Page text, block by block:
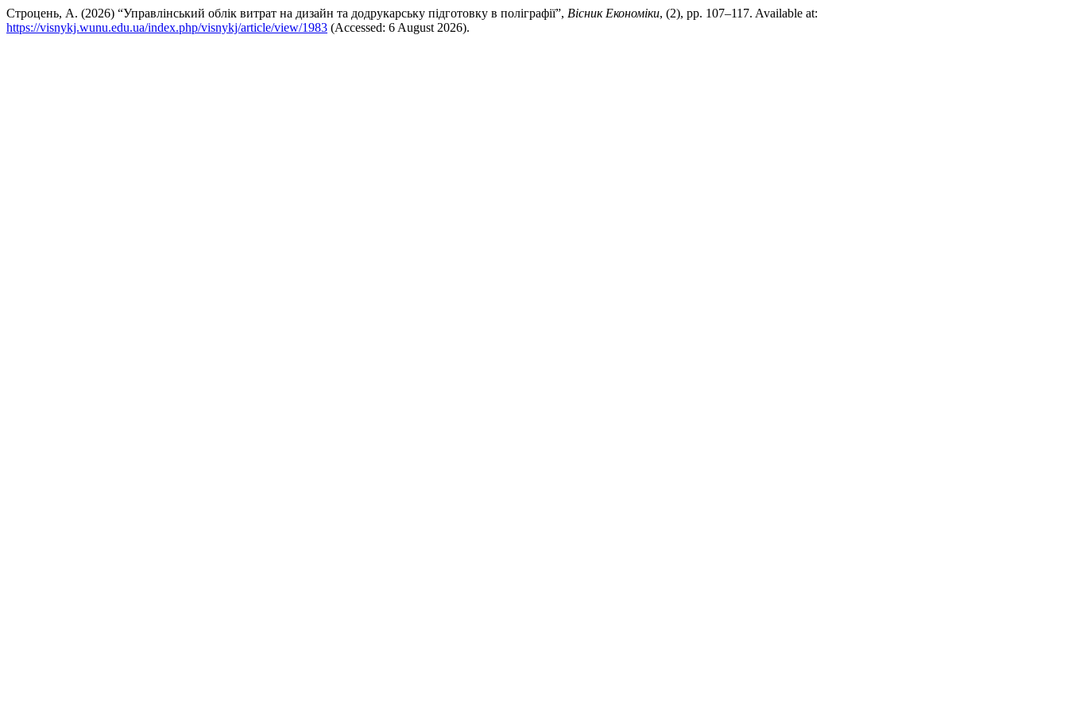
Строцень, А. (2026) “Управлінський облік витрат на дизайн та додрукарську підготовку в поліграфії”, Вісник Економіки, (2), pp. 107–117. Available at:
https://visnykj.wunu.edu.ua/index.php/visnykj/article/view/1983 (Accessed: 6 August 2026).